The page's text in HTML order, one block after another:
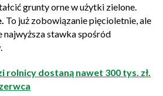
grunty orne w użytki zielone.
To już zobowiązanie pięcioletnie, ale
najwyższa stawka spośród
rolnicy dostaną nawet 300 tys. zł.